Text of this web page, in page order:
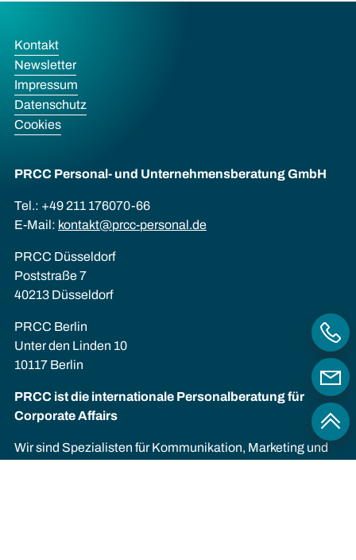
Kontakt
Newsletter
Impressum
Datenschutz
Cookies
PRCC Personal- und Unternehmens­beratung GmbH
Tel.: +49 211 176070-66
E-Mail: kontakt@prcc-personal.de
PRCC Düsseldorf
Poststraße 7
40213 Düsseldorf
PRCC Berlin
Unter den Linden 10
10117 Berlin
PRCC ist die internationale Personalberatung für
Corporate Affairs
Wir sind Spezialisten für Kommunikation, Marketing und